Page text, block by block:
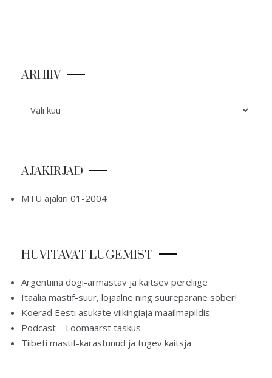
ARHIIV
AJAKIRJAD
MTÜ ajakiri 01-2004
HUVITAVAT LUGEMIST
Argentiina dogi-armastav ja kaitsev pereliige
Itaalia mastif-suur, lojaalne ning suurepärane sõber!
Koerad Eesti asukate viikingiaja maailmapildis
Podcast – Loomaarst taskus
Tiibeti mastif-karastunud ja tugev kaitsja